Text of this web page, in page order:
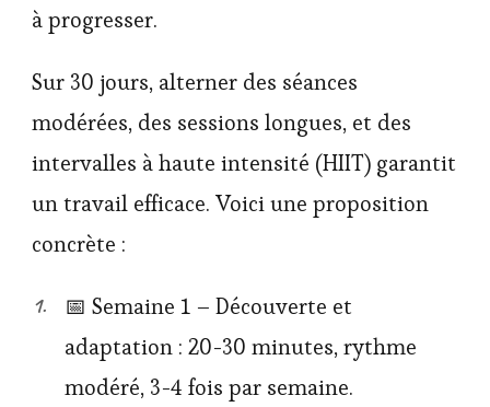
à progresser.
Sur 30 jours, alterner des séances
modérées, des sessions longues, et des
intervalles à haute intensité (HIIT) garantit
un travail efficace. Voici une proposition
concrète :
📅 Semaine 1 – Découverte et
adaptation : 20-30 minutes, rythme
modéré, 3-4 fois par semaine.